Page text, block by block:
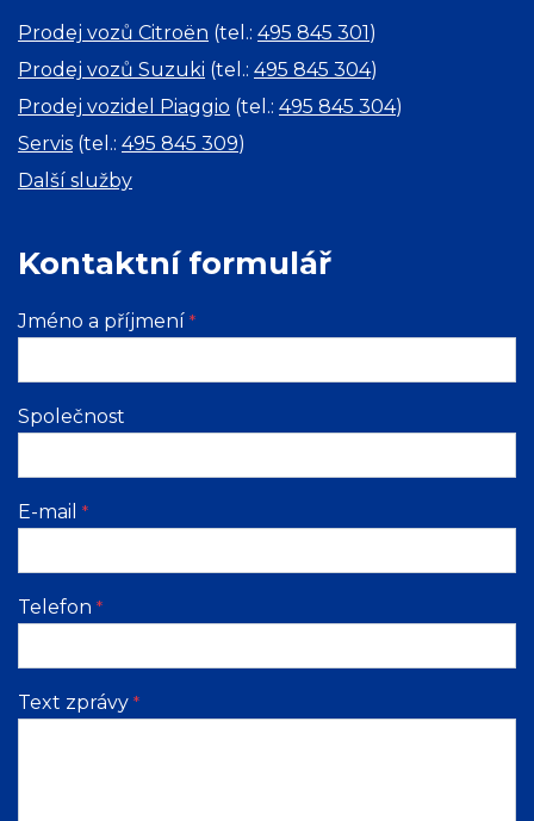
Prodej vozů Citroën (tel.: 495 845 301)
Prodej vozů Suzuki (tel.: 495 845 304)
Prodej vozidel Piaggio (tel.: 495 845 304)
Servis (tel.: 495 845 309)
Další služby
Kontaktní formulář
Jméno a příjmení *
Společnost
E-mail *
Telefon *
Text zprávy *